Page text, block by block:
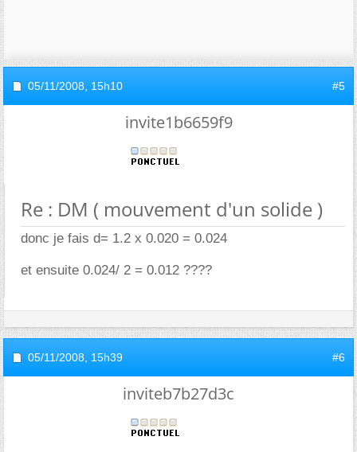
05/11/2008, 15h10 #5
invite1b6659f9
Re : DM ( mouvement d'un solide )
donc je fais d= 1.2 x 0.020 = 0.024
et ensuite 0.024/ 2 = 0.012 ????
05/11/2008, 15h39 #6
inviteb7b27d3c